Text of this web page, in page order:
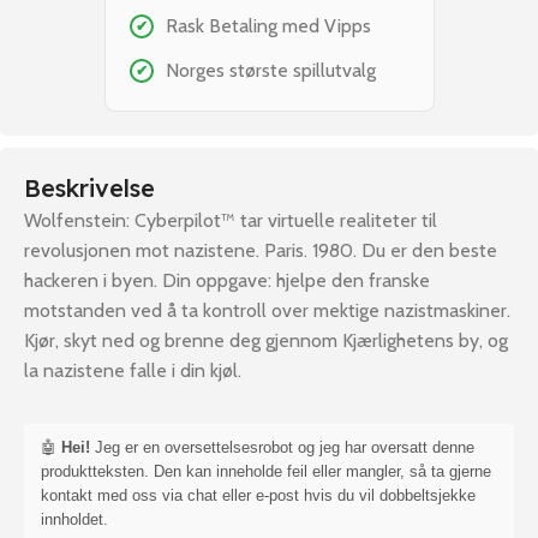
✔ Rask Betaling med Vipps
✔ Norges største spillutvalg
Beskrivelse
Wolfenstein: Cyberpilot™ tar virtuelle realiteter til
revolusjonen mot nazistene. Paris. 1980. Du er den beste
hackeren i byen. Din oppgave: hjelpe den franske
motstanden ved å ta kontroll over mektige nazistmaskiner.
Kjør, skyt ned og brenne deg gjennom Kjærlighetens by, og
la nazistene falle i din kjøl.
🤖 Hei! Jeg er en oversettelsesrobot og jeg har oversatt denne
produktteksten. Den kan inneholde feil eller mangler, så ta gjerne
kontakt med oss via chat eller e-post hvis du vil dobbeltsjekke
innholdet.